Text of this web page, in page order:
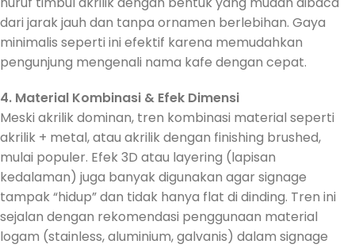
dari jarak jauh dan tanpa ornamen berlebihan. Gaya
minimalis seperti ini efektif karena memudahkan
pengunjung mengenali nama kafe dengan cepat.
4. Material Kombinasi & Efek Dimensi
Meski akrilik dominan, tren kombinasi material seperti
akrilik + metal, atau akrilik dengan finishing brushed,
mulai populer. Efek 3D atau layering (lapisan
kedalaman) juga banyak digunakan agar signage
tampak “hidup” dan tidak hanya flat di dinding. Tren ini
sejalan dengan rekomendasi penggunaan material
logam (stainless, aluminium, galvanis) dalam signage